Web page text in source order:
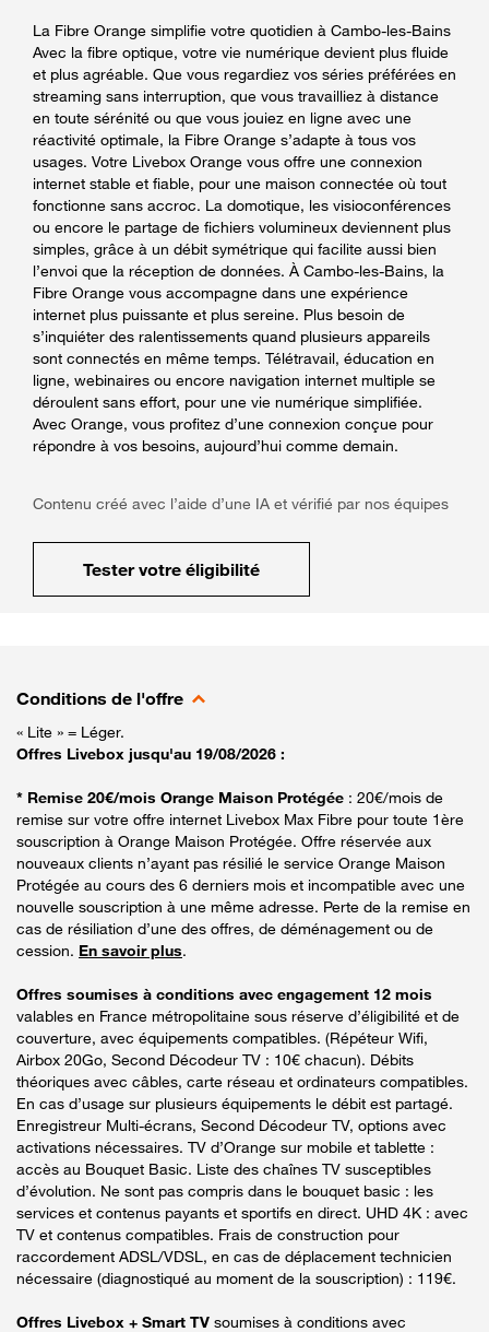
La Fibre Orange simplifie votre quotidien à Cambo-les-Bains
Avec la fibre optique, votre vie numérique devient plus fluide
et plus agréable. Que vous regardiez vos séries préférées en
streaming sans interruption, que vous travailliez à distance
en toute sérénité ou que vous jouiez en ligne avec une
réactivité optimale, la Fibre Orange s’adapte à tous vos
usages. Votre Livebox Orange vous offre une connexion
internet stable et fiable, pour une maison connectée où tout
fonctionne sans accroc. La domotique, les visioconférences
ou encore le partage de fichiers volumineux deviennent plus
simples, grâce à un débit symétrique qui facilite aussi bien
l’envoi que la réception de données. À Cambo-les-Bains, la
Fibre Orange vous accompagne dans une expérience
internet plus puissante et plus sereine. Plus besoin de
s’inquiéter des ralentissements quand plusieurs appareils
sont connectés en même temps. Télétravail, éducation en
ligne, webinaires ou encore navigation internet multiple se
déroulent sans effort, pour une vie numérique simplifiée.
Avec Orange, vous profitez d’une connexion conçue pour
répondre à vos besoins, aujourd’hui comme demain.
Contenu créé avec l’aide d’une IA et vérifié par nos équipes
Tester votre éligibilité
Conditions de l'offre
« Lite » = Léger.
Offres Livebox jusqu'au 19/08/2026 :
* Remise 20€/mois Orange Maison Protégée : 20€/mois de
remise sur votre offre internet Livebox Max Fibre pour toute 1ère
souscription à Orange Maison Protégée. Offre réservée aux
nouveaux clients n’ayant pas résilié le service Orange Maison
Protégée au cours des 6 derniers mois et incompatible avec une
nouvelle souscription à une même adresse. Perte de la remise en
cas de résiliation d’une des offres, de déménagement ou de
cession. En savoir plus.
Offres soumises à conditions avec engagement 12 mois
valables en France métropolitaine sous réserve d’éligibilité et de
couverture, avec équipements compatibles. (Répéteur Wifi,
Airbox 20Go, Second Décodeur TV : 10€ chacun). Débits
théoriques avec câbles, carte réseau et ordinateurs compatibles.
En cas d’usage sur plusieurs équipements le débit est partagé.
Enregistreur Multi-écrans, Second Décodeur TV, options avec
activations nécessaires. TV d’Orange sur mobile et tablette :
accès au Bouquet Basic. Liste des chaînes TV susceptibles
d’évolution. Ne sont pas compris dans le bouquet basic : les
services et contenus payants et sportifs en direct. UHD 4K : avec
TV et contenus compatibles. Frais de construction pour
raccordement ADSL/VDSL, en cas de déplacement technicien
nécessaire (diagnostiqué au moment de la souscription) : 119€.
Offres Livebox + Smart TV soumises à conditions avec